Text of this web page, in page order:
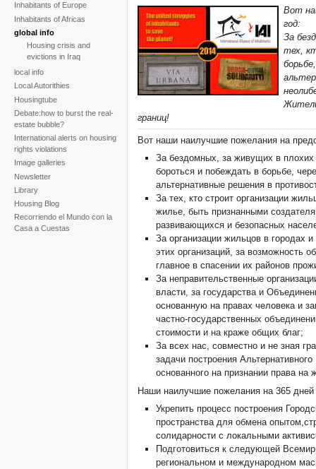
Inhabitants of Europe
Inhabitants of Africas
global info
Housing crisis and
evictions in Iraq
local info
Local Autorithies
Housingtube
Debate:how to burst the real-
estate bubble?
International alerts on housing
rights violations
Image galleries
Newsletter
Library
Housing Blog
Recorriendo el Mundo con la
Casa a Cuestas
Вот
год:
За
тех,
границ!
Вот наши наилучшие пожелания на
За бездомных, за живущих в
бороться и побеждать в борьбе,
альтернативные решения в
За тех, кто строит организации
жилье, быть признанными
развивающихся и безопасных
За организации жильцов в городах
этих организаций, за возможность
главное в спасении их районов
За неправительственные
власти, за государства и
основанную на правах человека и
частно-государственных
стоимости и на краже общих благ;
За всех нас, совместно и не зная
задачи построения
основанного на признании права
Наши наилучшие пожелания на 365
Укрепить процесс построения
пространства для обмена
солидарности с локальными
Подготовиться к следующей
региональном и международном